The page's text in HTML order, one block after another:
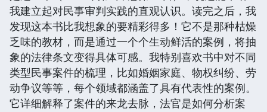
我建立起对民事审判实践的直观认识。读完之后，我
发现这本书比我想象的要精彩得多！它不是那种枯燥
乏味的教材，而是通过一个个生动鲜活的案例，将抽
象的法律条文变得具体可感。我特别喜欢书中对不同
类型民事案件的梳理，比如婚姻家庭、物权纠纷、劳
动争议等等，每个领域都涵盖了具有代表性的案例。
它详细解释了案件的来龙去脉，法官是如何分析案